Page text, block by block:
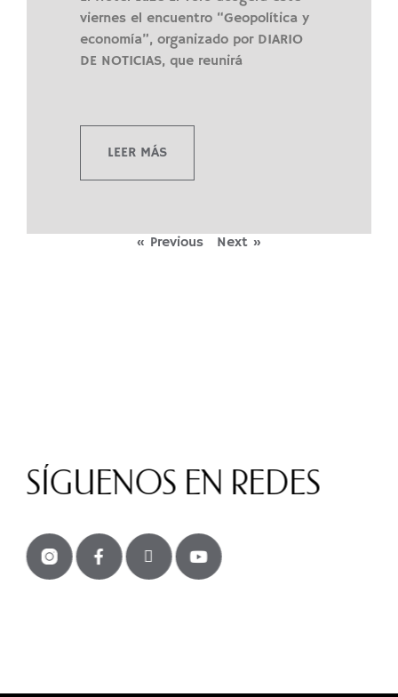
viernes el encuentro “Geopolítica y
economía”, organizado por DIARIO
DE NOTICIAS, que reunirá
LEER MÁS
« Previous Next »
SÍGUENOS EN REDES